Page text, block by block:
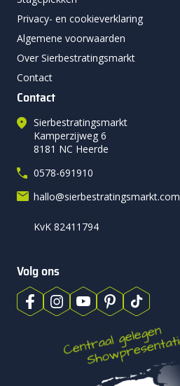
Privacy- en cookieverklaring
Algemene voorwaarden
Over Sierbestratingsmarkt
Contact
Contact
Sierbestratingsmarkt
Kamperzijweg 6
8181 NC Heerde
0578-691910
hallo@sierbestratingsmarkt.com
KvK 82411794
Volg ons